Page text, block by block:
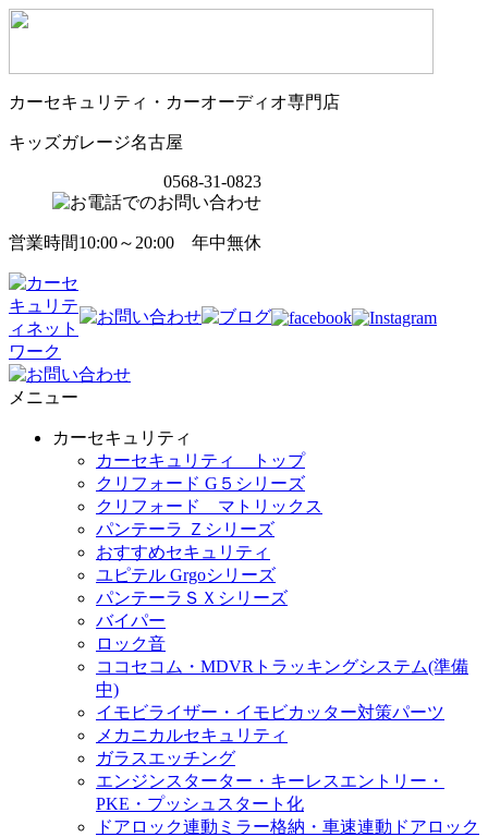
カーセキュリティ・カーオーディオ専門店
キッズガレージ名古屋
0568-31-0823
営業時間10:00～20:00 年中無休
メニュー
カーセキュリティ
カーセキュリティ トップ
クリフォード G５シリーズ
クリフォード マトリックス
パンテーラ Ｚシリーズ
おすすめセキュリティ
ユピテル Grgoシリーズ
パンテーラＳＸシリーズ
バイパー
ロック音
ココセコム・MDVRトラッキングシステム(準備
中)
イモビライザー・イモビカッター対策パーツ
メカニカルセキュリティ
ガラスエッチング
エンジンスターター・キーレスエントリー・
PKE・プッシュスタート化
ドアロック連動ミラー格納・車速連動ドアロック